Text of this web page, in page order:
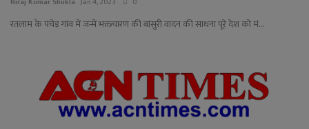
रतलाम के पंचेड़ गांव में जन्में भक्तचारण की बांसुरी वादन की साधना पूरे देश को मं...